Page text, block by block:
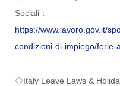
Sociali：
https://www.lavoro.gov.it/
condizioni-di-impiego/ferie-
◇Italy Leave Laws &